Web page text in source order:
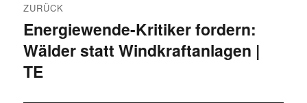
ZURÜCK
Vorheriger
Beitrag:
Energiewende-Kritiker fordern:
Wälder statt Windkraftanlagen |
TE